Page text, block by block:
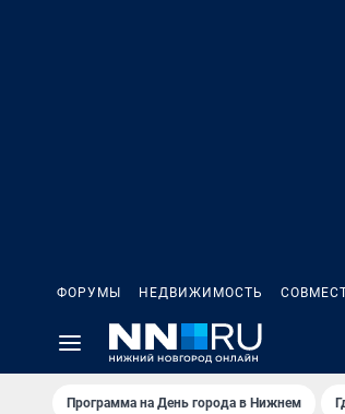
ФОРУМЫ НЕДВИЖИМОСТЬ
Программа на День города в Нижнем